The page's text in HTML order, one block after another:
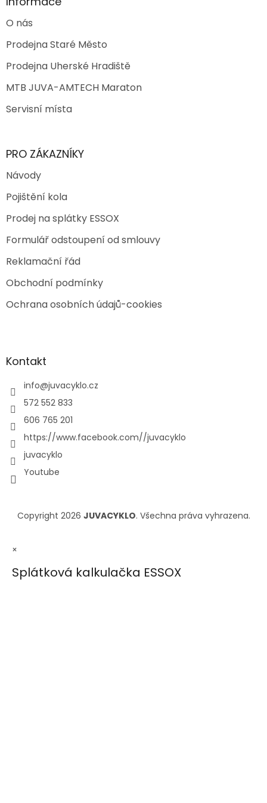
O nás
Prodejna Staré Město
Prodejna Uherské Hradiště
MTB JUVA-AMTECH Maraton
Servisní místa
PRO ZÁKAZNÍKY
Návody
Pojištění kola
Prodej na splátky ESSOX
Formulář odstoupení od smlouvy
Reklamační řád
Obchodní podmínky
Ochrana osobních údajů-cookies
Kontakt
info@juvacyklo.cz
572 552 833
606 765 201
https://www.facebook.com//juvacyklo
juvacyklo
Youtube
Copyright 2026 JUVACYKLO. Všechna práva vyhrazena.
×
Splátková kalkulačka ESSOX